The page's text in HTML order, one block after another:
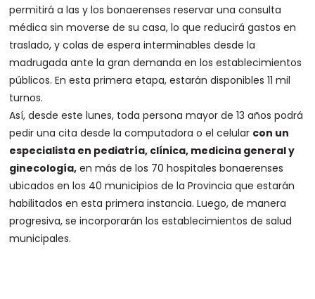
permitirá a las y los bonaerenses reservar una consulta
médica sin moverse de su casa, lo que reducirá gastos en
traslado, y colas de espera interminables desde la
madrugada ante la gran demanda en los establecimientos
públicos. En esta primera etapa, estarán disponibles 11 mil
turnos.
Así, desde este lunes, toda persona mayor de 13 años podrá
pedir una cita desde la computadora o el celular con un
especialista en pediatría, clínica, medicina general y
ginecología, en más de los 70 hospitales bonaerenses
ubicados en los 40 municipios de la Provincia que estarán
habilitados en esta primera instancia. Luego, de manera
progresiva, se incorporarán los establecimientos de salud
municipales.